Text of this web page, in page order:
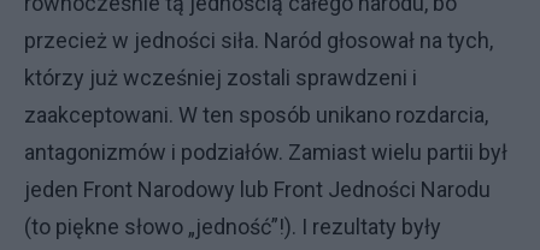
przecież w jedności siła. Naród głosował na tych,
którzy już wcześniej zostali sprawdzeni i
zaakceptowani. W ten sposób unikano rozdarcia,
antagonizmów i podziałów. Zamiast wielu partii był
jeden Front Narodowy lub Front Jedności Narodu
(to piękne słowo „jedność”!). I rezultaty były